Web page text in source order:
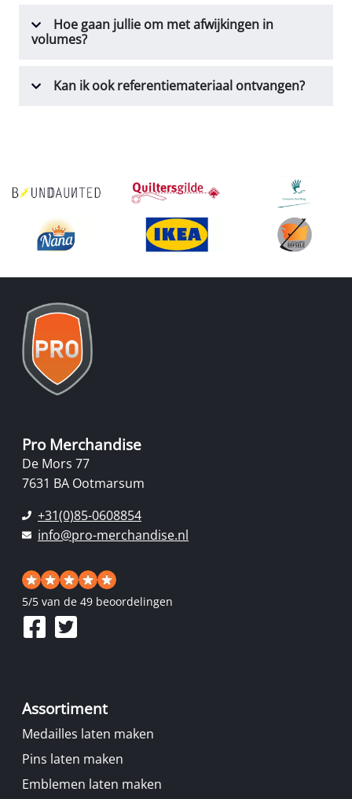
Hoe gaan jullie om met afwijkingen in
volumes?
Kan ik ook referentiemateriaal ontvangen?
Pro Merchandise
De Mors 77
7631 BA Ootmarsum
+31(0)85-0608854
info@pro-merchandise.nl
5/5 van de 49 beoordelingen
Assortiment
Medailles laten maken
Pins laten maken
Emblemen laten maken